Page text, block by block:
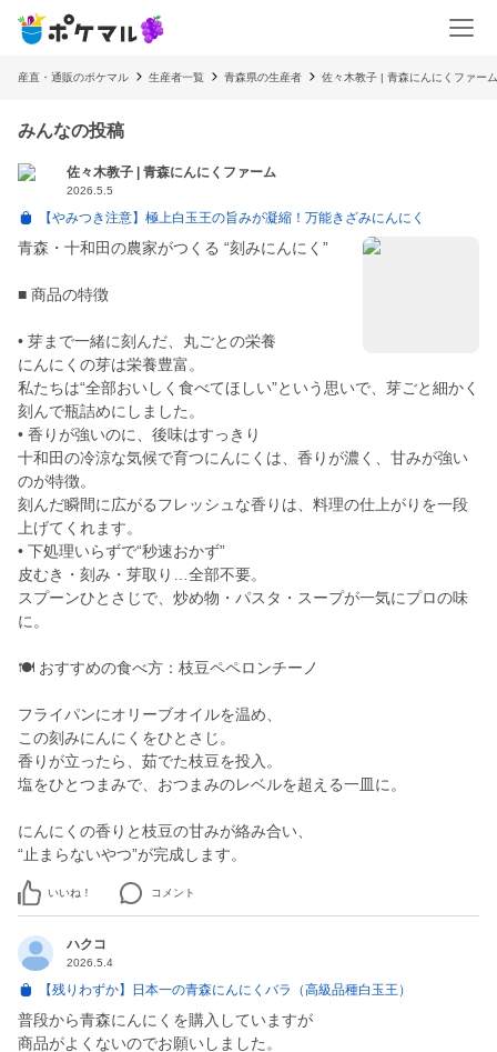
産直・通販のポケマル 生産者一覧 青森県の生産者 佐々木教子 | 青森にんにくファーム
みんなの投稿
佐々木教子 | 青森にんにくファーム
2026.5.5
【やみつき注意】極上白玉王の旨みが凝縮！万能きざみにんにく
青森・十和田の農家がつくる “刻みにんにく”
■ 商品の特徴
• 芽まで一緒に刻んだ、丸ごとの栄養
にんにくの芽は栄養豊富。
私たちは“全部おいしく食べてほしい”という思いで、芽ごと細かく
刻んで瓶詰めにしました。
• 香りが強いのに、後味はすっきり
十和田の冷涼な気候で育つにんにくは、香りが濃く、甘みが強い
のが特徴。
刻んだ瞬間に広がるフレッシュな香りは、料理の仕上がりを一段
上げてくれます。
• 下処理いらずで“秒速おかず”
皮むき・刻み・芽取り…全部不要。
スプーンひとさじで、炒め物・パスタ・スープが一気にプロの味
に。
🍽 おすすめの食べ方：枝豆ペペロンチーノ
フライパンにオリーブオイルを温め、
この刻みにんにくをひとさじ。
香りが立ったら、茹でた枝豆を投入。
塩をひとつまみで、おつまみのレベルを超える一皿に。
にんにくの香りと枝豆の甘みが絡み合い、
“止まらないやつ”が完成します。
いいね！ コメント
ハクコ
2026.5.4
【残りわずか】日本一の青森にんにくバラ（高級品種白玉王）
普段から青森にんにくを購入していますが
商品がよくないのでお願いしました。